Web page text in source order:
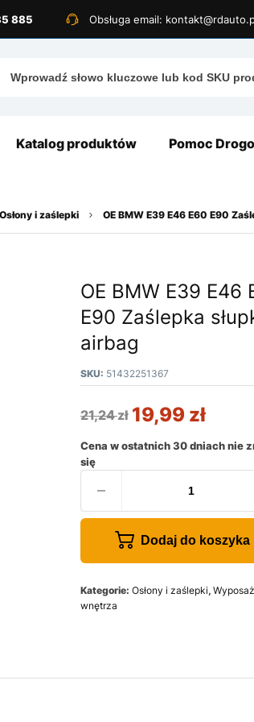
885 Obsługa email:
Katalog produktów Pomoc
Osłony i zaślepki OE BMW E39 E46 E60 E90
OE BMW E39 E46
E90 Zaślepka
airbag
SKU: 51432251367
21,24zł 19,99 zł
Cena w ostatnich 30 dniach nie
się
Dodaj do koszyka
Kategorie: Osłony i zaślepki,
wnętrza